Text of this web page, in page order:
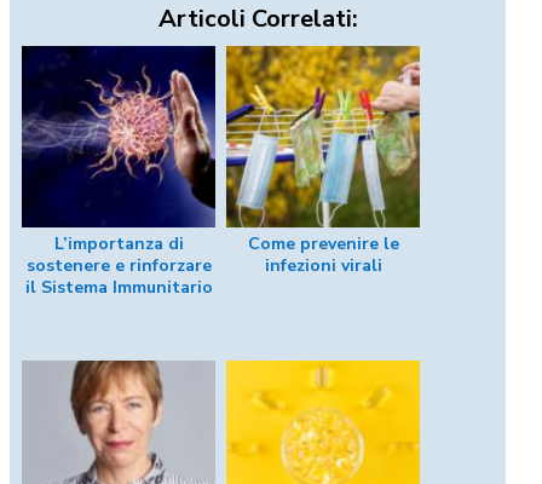
Articoli Correlati:
L’importanza di
sostenere e rinforzare
il Sistema Immunitario
Come prevenire le
infezioni virali